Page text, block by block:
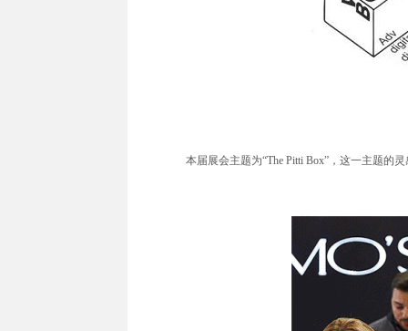
本届展会主题为“The Pitti Box”，这一主题的